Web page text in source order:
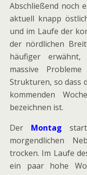
Abschließend noch
aktuell knapp
und im Laufe der
der nördlichen
häufiger erwähnt,
massive
Strukturen, so dass
kommenden
bezeichnen ist.
Der Montag
morgendlichen
trocken. Im Laufe
ein paar hohe